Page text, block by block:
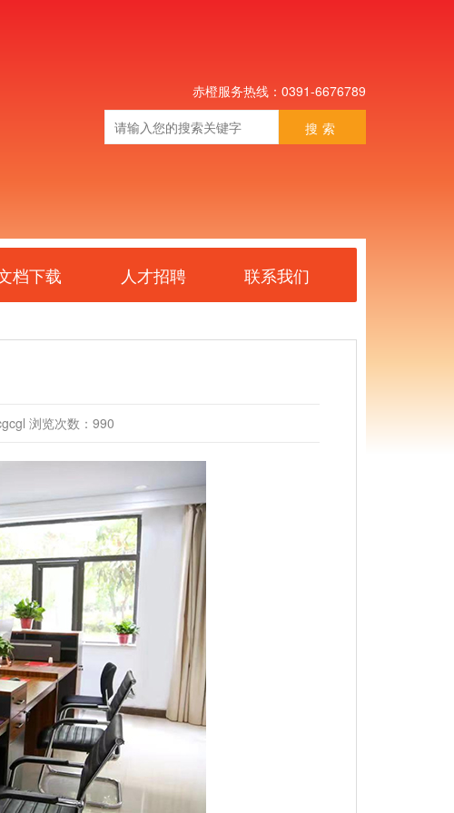
赤橙服务热线：0391-6676789
搜索
档下载 人才招聘 联系我们
浏览次数：990